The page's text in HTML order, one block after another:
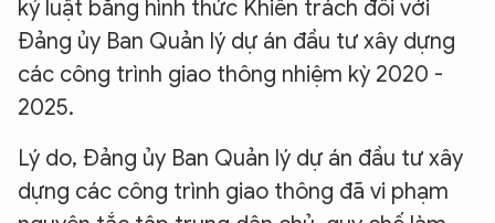
kỷ luật bằng hình thức Khiển trách đối với
Đảng ủy Ban Quản lý dự án đầu tư xây dựng
các công trình giao thông nhiệm kỳ 2020 -
2025.
Lý do, Đảng ủy Ban Quản lý dự án đầu tư xây
dựng các công trình giao thông đã vi phạm